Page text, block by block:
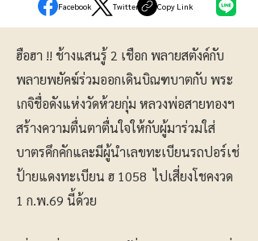
Facebook Twitter Copy Link
ฮือฮา !! ช้างแสนรู้ 2 เชือก พลายสตังค์กับ
พลายพยัคฆ์ร่วมออกเดินบิณฑบาตกับ พระ
เกจิชื่อดังแห่งวัดห้วยกุ่ม หลวงพ่อสายทองฯ
สร้างความตื่นตาตื่นใจให้กับผู้มาร่วมใส่
บาตรคึกคักและมีผู้นำเลขทะเบียนรถปอร์เช่
ป้ายแดงทะเบียน ฮ 1058 ไปเสี่ยงโชคงวด
1 ก.พ.69 นี้ด้วย